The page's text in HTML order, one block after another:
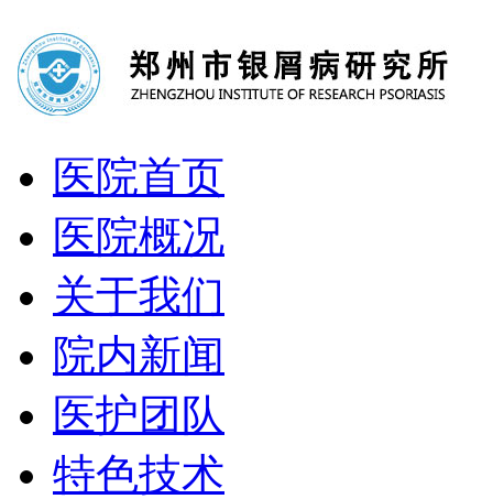
医院首页
医院概况
关于我们
院内新闻
医护团队
特色技术